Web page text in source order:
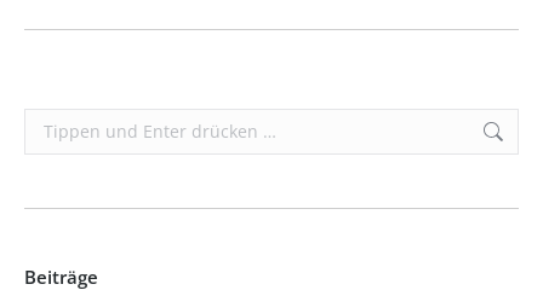
Search:
Beiträge